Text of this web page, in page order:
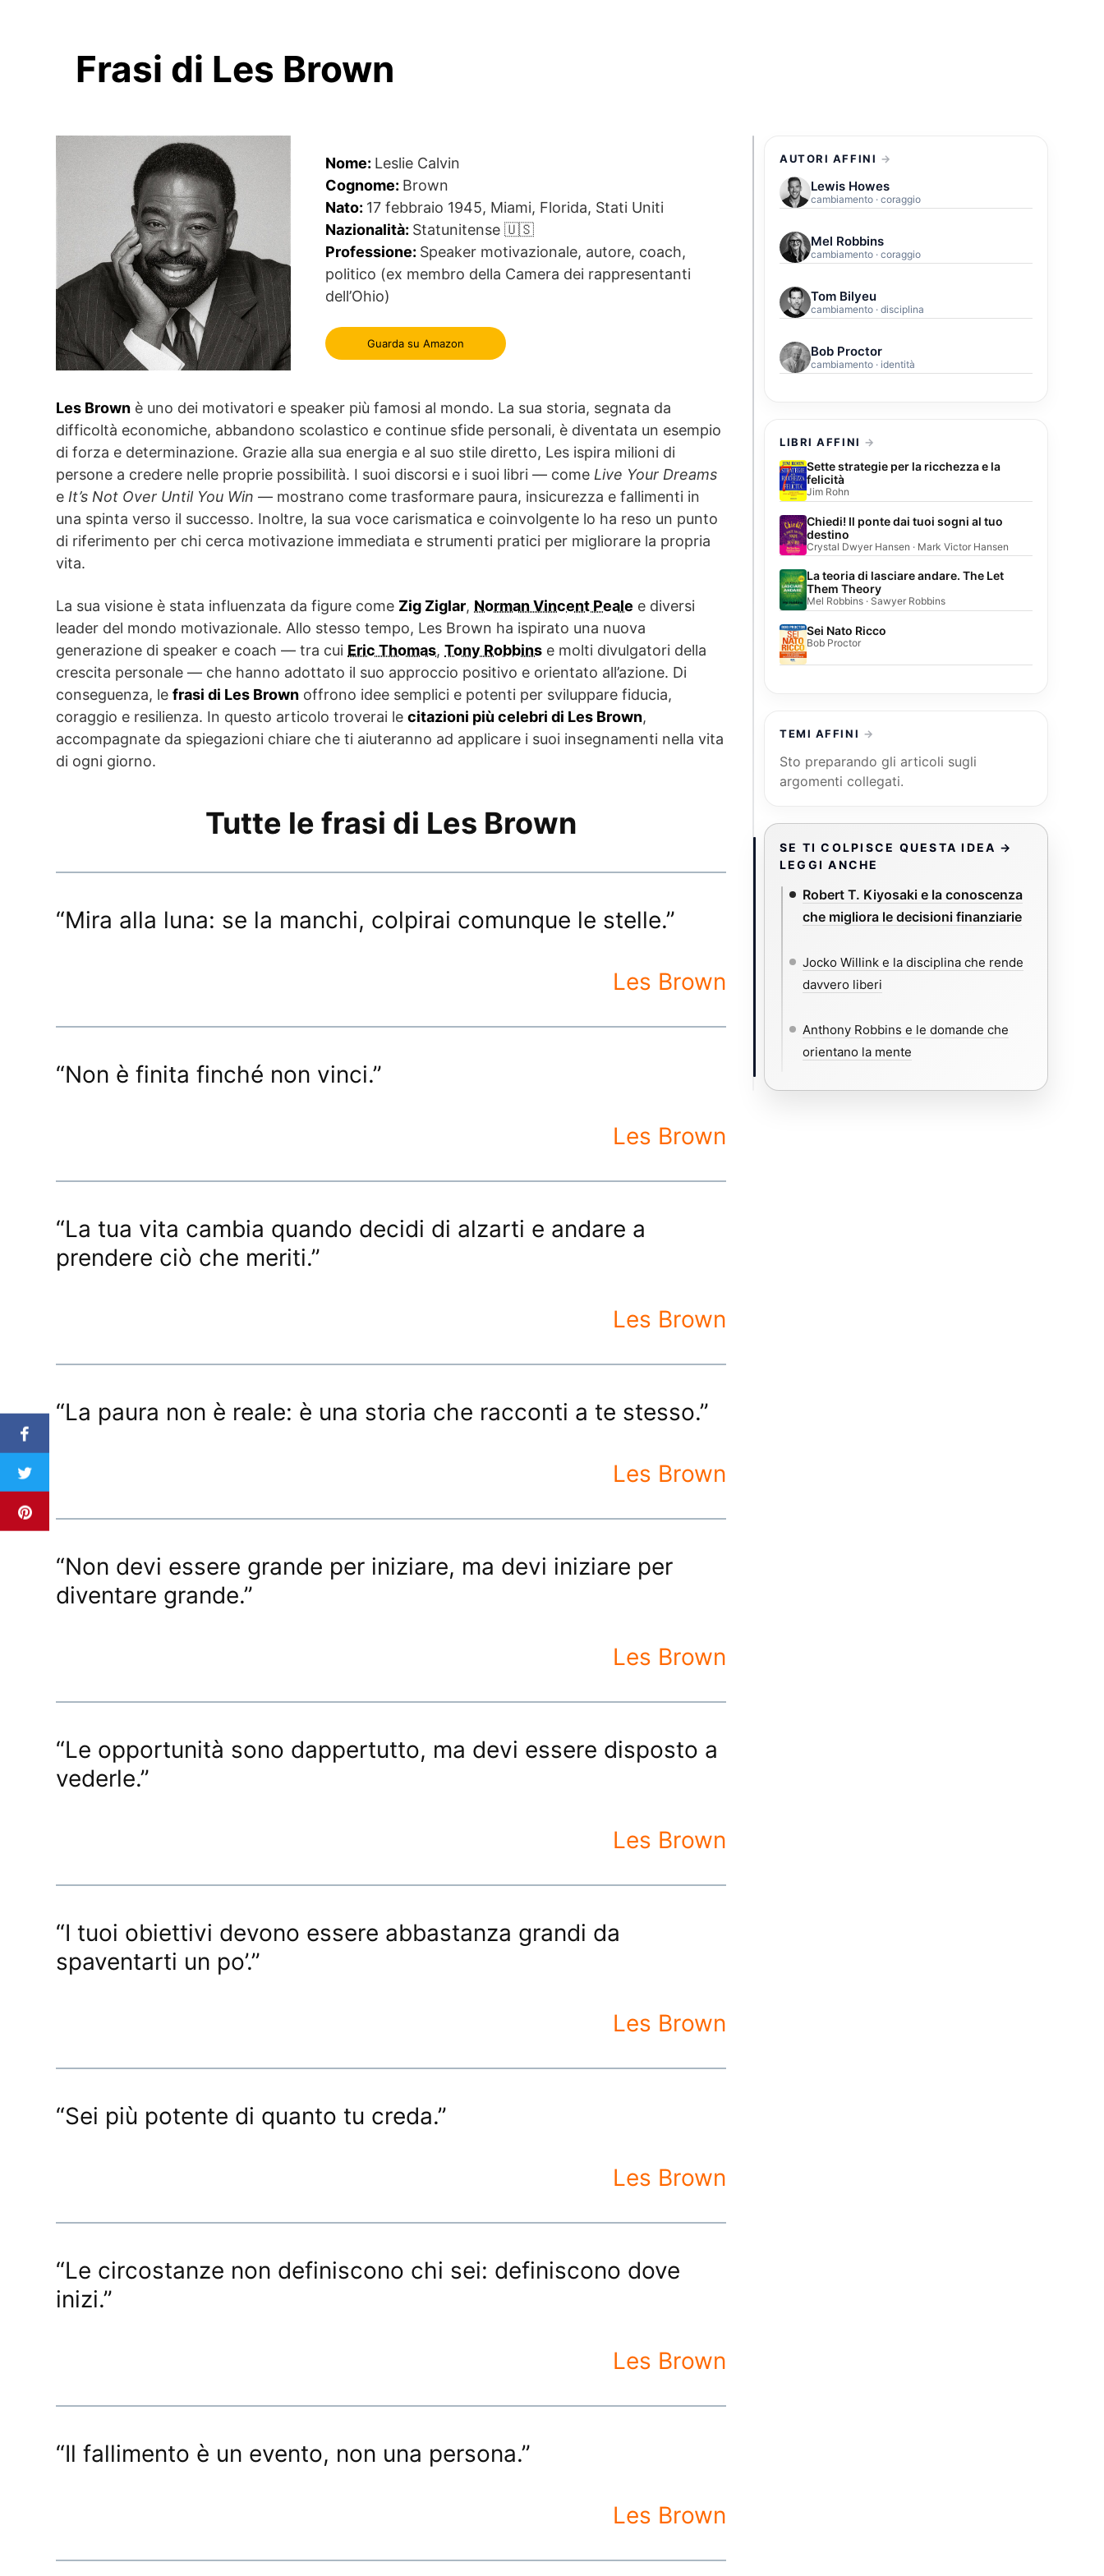
Frasi di Les Brown
Nome: Leslie Calvin
Cognome: Brown
Nato: 17 febbraio 1945, Miami, Florida, Stati Uniti
Nazionalità: Statunitense 🇺🇸
Professione: Speaker motivazionale, autore, coach,
politico (ex membro della Camera dei rappresentanti
dell’Ohio)
Guarda su Amazon
Les Brown è uno dei motivatori e speaker più famosi al mondo. La sua storia, segnata da
difficoltà economiche, abbandono scolastico e continue sfide personali, è diventata un esempio
di forza e determinazione. Grazie alla sua energia e al suo stile diretto, Les ispira milioni di
persone a credere nelle proprie possibilità. I suoi discorsi e i suoi libri — come Live Your Dreams
e It’s Not Over Until You Win — mostrano come trasformare paura, insicurezza e fallimenti in
una spinta verso il successo. Inoltre, la sua voce carismatica e coinvolgente lo ha reso un punto
di riferimento per chi cerca motivazione immediata e strumenti pratici per migliorare la propria
vita.
La sua visione è stata influenzata da figure come Zig Ziglar, Norman Vincent Peale e diversi
leader del mondo motivazionale. Allo stesso tempo, Les Brown ha ispirato una nuova
generazione di speaker e coach — tra cui Eric Thomas, Tony Robbins e molti divulgatori della
crescita personale — che hanno adottato il suo approccio positivo e orientato all’azione. Di
conseguenza, le frasi di Les Brown offrono idee semplici e potenti per sviluppare fiducia,
coraggio e resilienza. In questo articolo troverai le citazioni più celebri di Les Brown,
accompagnate da spiegazioni chiare che ti aiuteranno ad applicare i suoi insegnamenti nella vita
di ogni giorno.
Tutte le frasi di Les Brown
“Mira alla luna: se la manchi, colpirai comunque le stelle.”
Les Brown
“Non è finita finché non vinci.”
Les Brown
“La tua vita cambia quando decidi di alzarti e andare a
prendere ciò che meriti.”
Les Brown
“La paura non è reale: è una storia che racconti a te stesso.”
Les Brown
“Non devi essere grande per iniziare, ma devi iniziare per
diventare grande.”
Les Brown
“Le opportunità sono dappertutto, ma devi essere disposto a
vederle.”
Les Brown
“I tuoi obiettivi devono essere abbastanza grandi da
spaventarti un po’.”
Les Brown
“Sei più potente di quanto tu creda.”
Les Brown
“Le circostanze non definiscono chi sei: definiscono dove
inizi.”
Les Brown
“Il fallimento è un evento, non una persona.”
Les Brown
AUTORI AFFINI
Lewis Howes
cambiamento · coraggio
Mel Robbins
cambiamento · coraggio
Tom Bilyeu
cambiamento · disciplina
Bob Proctor
cambiamento · identità
LIBRI AFFINI
Sette strategie per la ricchezza e la
felicità
Jim Rohn
Chiedi! Il ponte dai tuoi sogni al tuo
destino
Crystal Dwyer Hansen · Mark Victor Hansen
La teoria di lasciare andare. The Let
Them Theory
Mel Robbins · Sawyer Robbins
Sei Nato Ricco
Bob Proctor
TEMI AFFINI
Sto preparando gli articoli sugli
argomenti collegati.
SE TI COLPISCE QUESTA IDEA →
LEGGI ANCHE
Robert T. Kiyosaki e la conoscenza
che migliora le decisioni finanziarie
Jocko Willink e la disciplina che rende
davvero liberi
Anthony Robbins e le domande che
orientano la mente